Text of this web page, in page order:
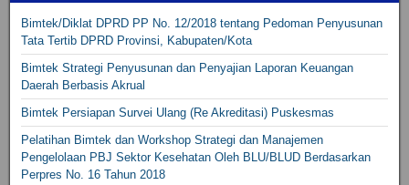
Bimtek/Diklat DPRD PP No. 12/2018 tentang Pedoman Penyusunan
Tata Tertib DPRD Provinsi, Kabupaten/Kota
Bimtek Strategi Penyusunan dan Penyajian Laporan Keuangan
Daerah Berbasis Akrual
Bimtek Persiapan Survei Ulang (Re Akreditasi) Puskesmas
Pelatihan Bimtek dan Workshop Strategi dan Manajemen
Pengelolaan PBJ Sektor Kesehatan Oleh BLU/BLUD Berdasarkan
Perpres No. 16 Tahun 2018